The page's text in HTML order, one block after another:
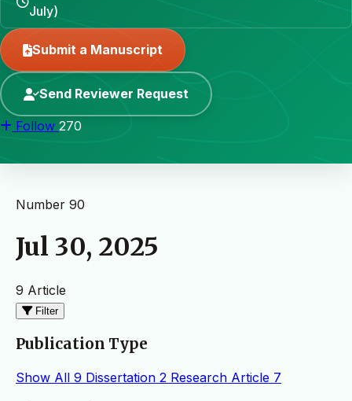
July)
Submit a Manuscript
Send Reviewer Request
Follow 270
Number 90
Jul 30, 2025
9 Article
Filter
Publication Type
Show All 9 Dissertation 2 Research Article 7